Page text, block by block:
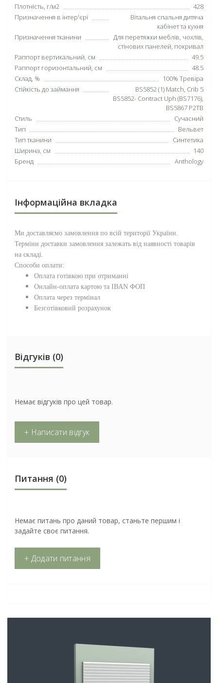
Плотність, г/м2
428
Призначення в інтер'єрі
Вітальня спальня дитяча
кабінет та кухня
Призначення тканини
Для перетяжки меблів, чохлів,
стінових панелей, покривал
Раппорт вертикальний, см
49.5
Раппорт горизонтальний, см
48.5
Склад, %
100% Тревіра
Стійкість до займання
BS5852 (1) Match, Crib 5
BS5852- Contract Uph (BS7176),
BS5867 P2TB
Стиль
Сучасний
Тип
Вельвет
Тип тканини
Синтетика
Ширина, см
140
Бренд
Anthology
Інформаційна вкладка
Ми доставляємо замовлення по всій території України.
Терміни доставки замовлення залежать від наявності товарів
на складі.
Способи оплати:
Оплата готівкою при отриманні
Онлайн-оплата картою та IBAN ФОП
Оплата через термінал
Безготівковий розрахунок
Відгуків (0)
Немає відгуків про цей товар.
+ Написати відгук
Питання (0)
Немає питань про даний товар, станьте першим і
задайте своє питання.
+ Додати питання